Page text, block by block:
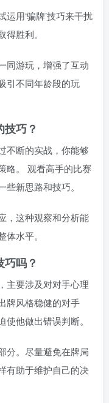
用‘骗牌’技巧来干扰
胜利。
同游玩，增强了互动
引不同年龄段的玩
巧？
不断的实战，你能够
略。 观看高手的比赛
新思路和技巧。
，这种观察和分析能
水平。
吗？
主要涉及对对手心理
牌风格稳健的对手
他做出错误判断。
分。尽量避免在牌局
有助于维护自己的决